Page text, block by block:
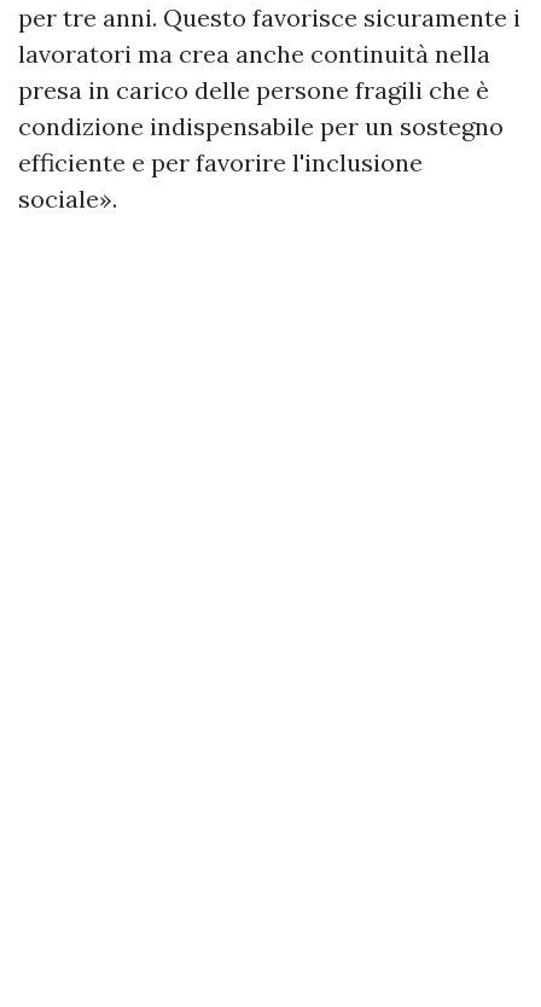
per tre anni. Questo favorisce sicuramente i
lavoratori ma crea anche continuità nella
presa in carico delle persone fragili che è
condizione indispensabile per un sostegno
efficiente e per favorire l'inclusione
sociale».